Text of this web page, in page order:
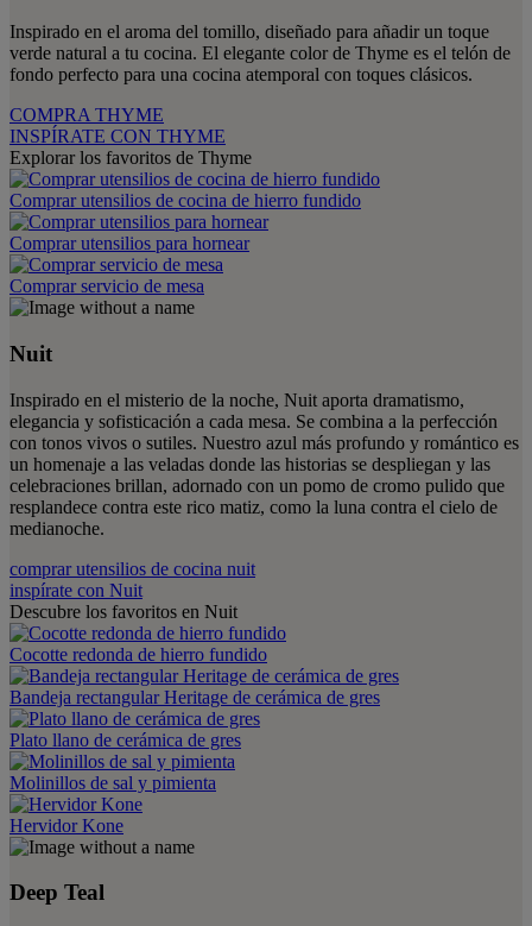
Inspirado en el aroma del tomillo, diseñado para añadir un toque
verde natural a tu cocina. El elegante color de Thyme es el telón de
fondo perfecto para una cocina atemporal con toques clásicos.
COMPRA THYME
INSPÍRATE CON THYME
Explorar los favoritos de Thyme
Comprar utensilios de cocina de hierro fundido
Comprar utensilios para hornear
Comprar servicio de mesa
Nuit
Inspirado en el misterio de la noche, Nuit aporta dramatismo,
elegancia y sofisticación a cada mesa. Se combina a la perfección
con tonos vivos o sutiles. Nuestro azul más profundo y romántico es
un homenaje a las veladas donde las historias se despliegan y las
celebraciones brillan, adornado con un pomo de cromo pulido que
resplandece contra este rico matiz, como la luna contra el cielo de
medianoche.
comprar utensilios de cocina nuit
inspírate con Nuit
Descubre los favoritos en Nuit
Cocotte redonda de hierro fundido
Bandeja rectangular Heritage de cerámica de gres
Plato llano de cerámica de gres
Molinillos de sal y pimienta
Hervidor Kone
Deep Teal